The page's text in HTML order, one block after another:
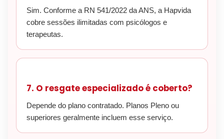
Sim. Conforme a RN 541/2022 da ANS, a Hapvida
cobre sessões ilimitadas com psicólogos e
terapeutas.
7. O resgate especializado é coberto?
Depende do plano contratado. Planos Pleno ou
superiores geralmente incluem esse serviço.